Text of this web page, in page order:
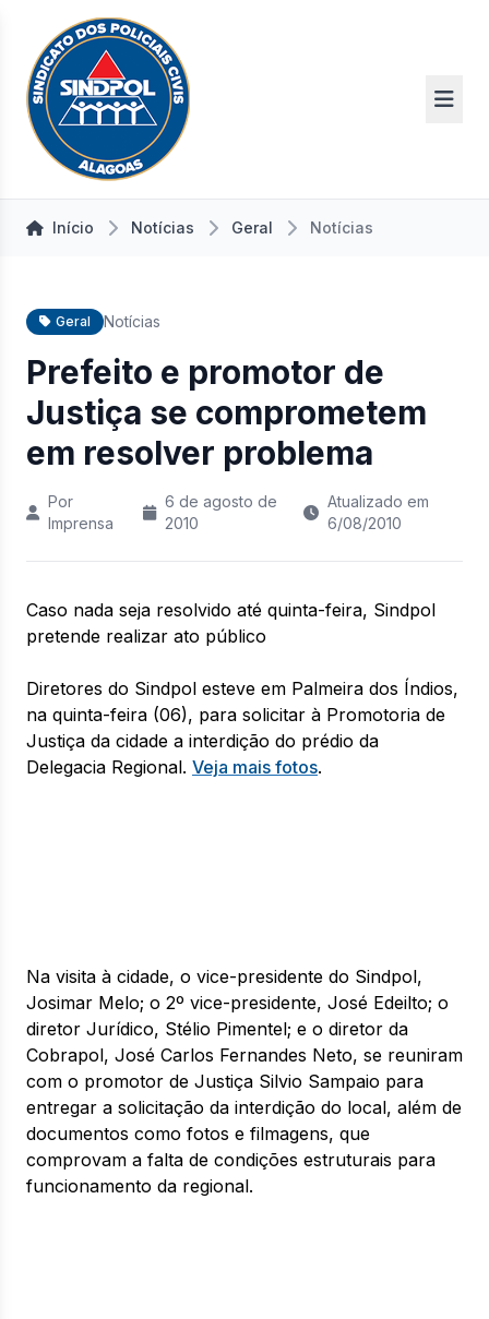
Início Notícias Geral Notícias
Geral Notícias
Prefeito e promotor de
Justiça se comprometem
em resolver problema
Por
Imprensa
6 de agosto de
2010
Atualizado em
6/08/2010
Caso nada seja resolvido até quinta-feira, Sindpol
pretende realizar ato público
Diretores do Sindpol esteve em Palmeira dos Índios,
na quinta-feira (06), para solicitar à Promotoria de
Justiça da cidade a interdição do prédio da
Delegacia Regional. Veja mais fotos.
Na visita à cidade, o vice-presidente do Sindpol,
Josimar Melo; o 2º vice-presidente, José Edeilto; o
diretor Jurídico, Stélio Pimentel; e o diretor da
Cobrapol, José Carlos Fernandes Neto, se reuniram
com o promotor de Justiça Silvio Sampaio para
entregar a solicitação da interdição do local, além de
documentos como fotos e filmagens, que
comprovam a falta de condições estruturais para
funcionamento da regional.